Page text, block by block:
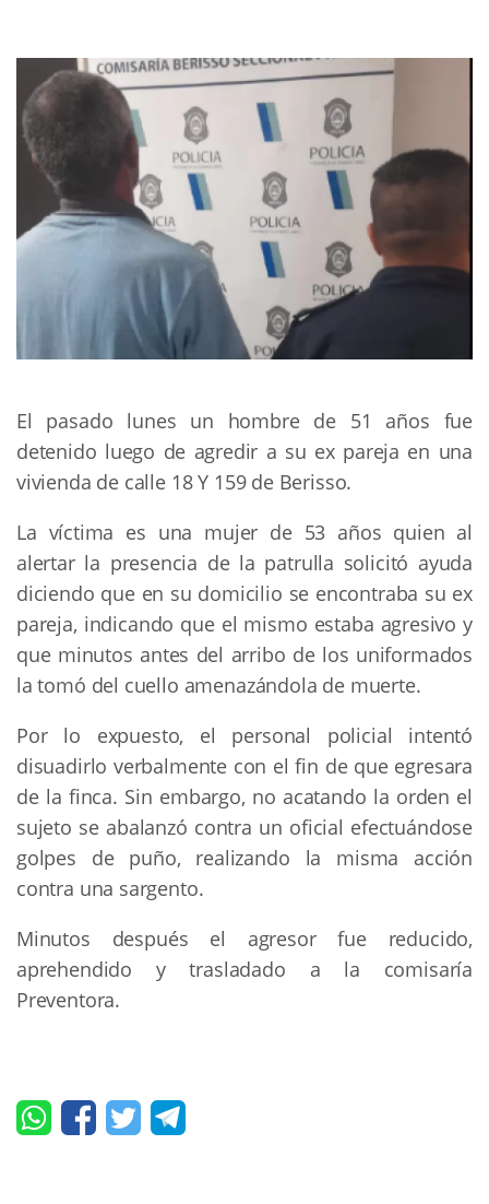
El pasado lunes un hombre de 51 años fue
detenido luego de agredir a su ex pareja en una
vivienda de calle 18 Y 159 de Berisso.
La víctima es una mujer de 53 años quien al
alertar la presencia de la patrulla solicitó ayuda
diciendo que en su domicilio se encontraba su ex
pareja, indicando que el mismo estaba agresivo y
que minutos antes del arribo de los uniformados
la tomó del cuello amenazándola de muerte.
Por lo expuesto, el personal policial intentó
disuadirlo verbalmente con el fin de que egresara
de la finca. Sin embargo, no acatando la orden el
sujeto se abalanzó contra un oficial efectuándose
golpes de puño, realizando la misma acción
contra una sargento.
Minutos después el agresor fue reducido,
aprehendido y trasladado a la comisaría
Preventora.